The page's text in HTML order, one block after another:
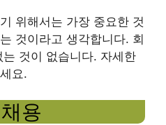
위해서는 가장 중요한 것
것이라고 생각합니다. 회
것이 없습니다. 자세한
요.
용